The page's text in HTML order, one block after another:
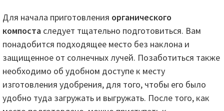
Для начала приготовления органического
компоста следует тщательно подготовиться. Вам
понадобится подходящее место без наклона и
защищенное от солнечных лучей. Позаботиться также
необходимо об удобном доступе к месту
изготовления удобрения, для того, чтобы его было
удобно туда загружать и выгружать. После того, как